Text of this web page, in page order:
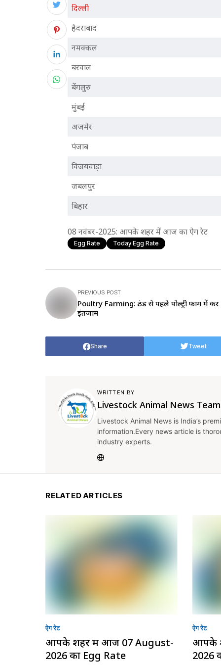
दिल्ली
हैदराबाद
नमक्कल
बरवाल
बेंगलुरु
मुंबई
अजमेर
पंजाब
विजयवाड़ा
जबलपुर
बिहार
08 नवंबर-2025: आपके शहर में आज का ऐग रेट
Egg Rate Today Egg Rate
PREVIOUS POST
Poultry Farming: ठंड से पहले पोल्ट्री फार्म में
इंतजाम
Share Tweet
WRITTEN BY
Livestock Animal News Team
Livestock Animal News is India’s
information.Every news article is
industry experts.
RELATED ARTICLES
ऐग रेट
आपके शहर में आज 07 August-
2026 का Egg Rate
ऐग रेट
आपके
2026